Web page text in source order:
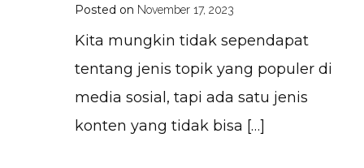
Posted on November 17, 2023
Kita mungkin tidak sependapat
tentang jenis topik yang populer di
media sosial, tapi ada satu jenis
konten yang tidak bisa […]